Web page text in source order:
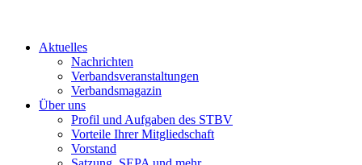
Aktuelles
Nachrichten
Verbandsveranstaltungen
Verbandsmagazin
Über uns
Profil und Aufgaben des STBV
Vorteile Ihrer Mitgliedschaft
Vorstand